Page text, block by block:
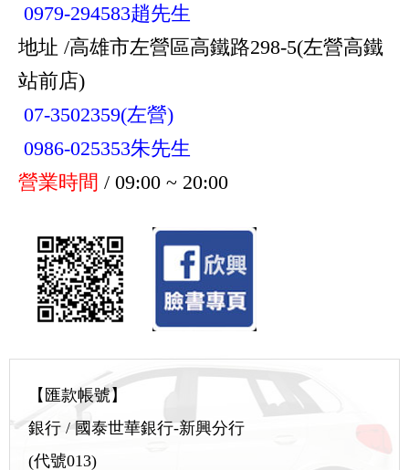
0979-294583趙先生
地址 /高雄市左營區高鐵路298-5(左營高鐵
站前店)
07-3502359(左營)
0986-025353朱先生
營業時間 / 09:00 ~ 20:00
【匯款帳號】
銀行 / 國泰世華銀行-新興分行
(代號013)